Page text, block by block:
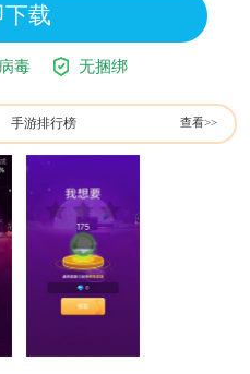
下载
毒 无捆绑
手游排行榜 查看>>